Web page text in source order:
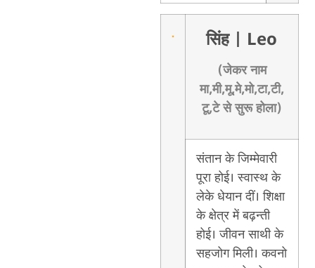
सिंह | Leo
(जेकर नाम
मा,मी,मू,मे,मो,टा,टी,
टू,टे से सुरू होला)
संतान के जिम्मेवारी
पूरा होई। स्वास्थ के
लेके धेयान दीं। शिक्षा
के क्षेत्र में बढ़न्ती
होई। जीवन साथी के
सहजोग मिली। कवनो